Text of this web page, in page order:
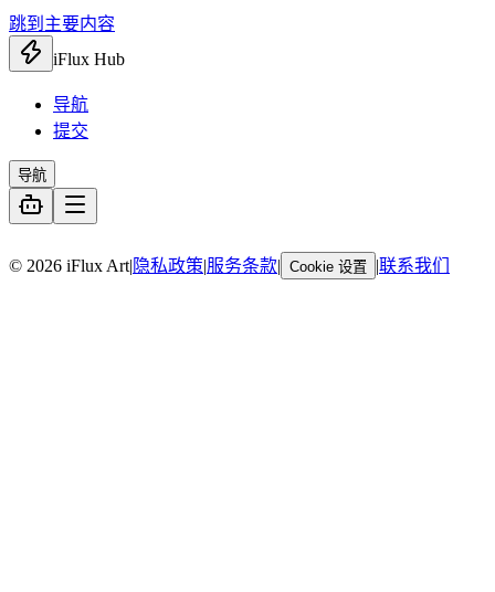
跳到主要内容
iFlux Hub
导航
提交
导航
© 2026 iFlux Art| 隐私政策|服务条款| Cookie 设置 |联系我们